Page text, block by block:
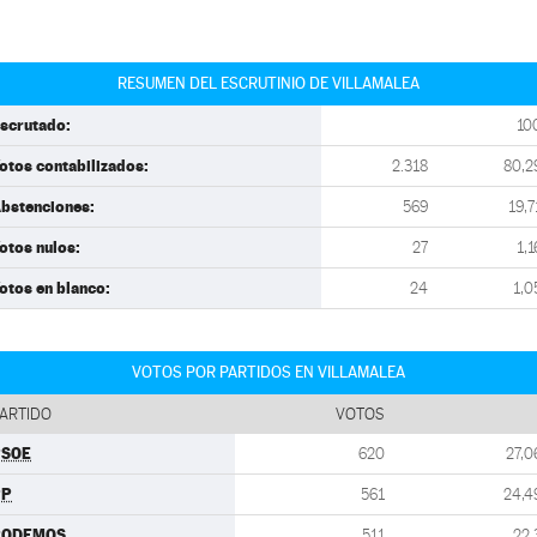
RESUMEN DEL ESCRUTINIO DE VILLAMALEA
contabilizados: 2.318
569
nulos: 27
en blanco: 24
VOTOS POR PARTIDOS EN VILLAMALEA
VOTOS
620
561